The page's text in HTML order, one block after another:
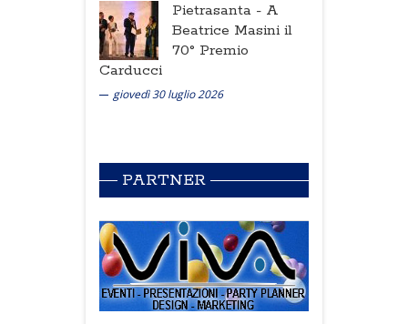
Pietrasanta - A
Beatrice Masini il
70° Premio
Carducci
giovedì 30 luglio 2026
PARTNER